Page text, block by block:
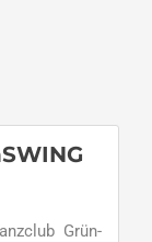
Grün-